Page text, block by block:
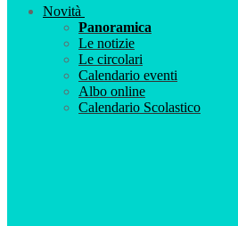
Novità
Panoramica
Le notizie
Le circolari
Calendario eventi
Albo online
Calendario Scolastico